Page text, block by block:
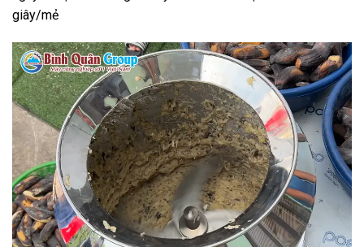
giây/mẻ